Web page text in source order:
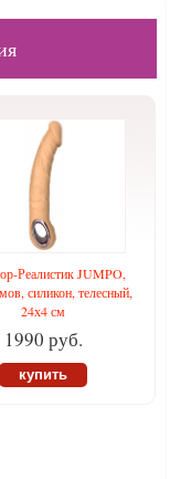
Реалистик JUMPO,
силикон, телесный,
24х4 см
1990 руб.
купить